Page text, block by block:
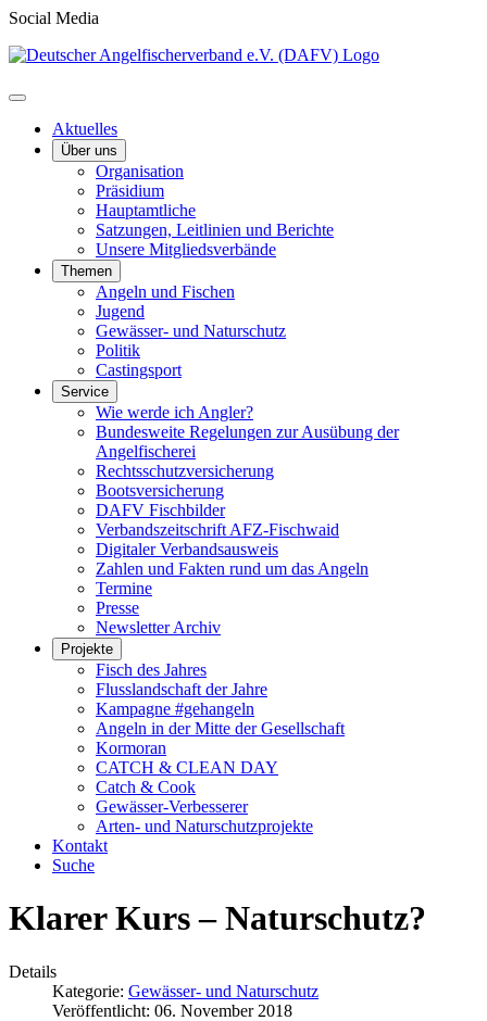
Social Media
Aktuelles
Über uns
Organisation
Präsidium
Hauptamtliche
Satzungen, Leitlinien und Berichte
Unsere Mitgliedsverbände
Themen
Angeln und Fischen
Jugend
Gewässer- und Naturschutz
Politik
Castingsport
Service
Wie werde ich Angler?
Bundesweite Regelungen zur Ausübung der
Angelfischerei
Rechtsschutzversicherung
Bootsversicherung
DAFV Fischbilder
Verbandszeitschrift AFZ-Fischwaid
Digitaler Verbandsausweis
Zahlen und Fakten rund um das Angeln
Termine
Presse
Newsletter Archiv
Projekte
Fisch des Jahres
Flusslandschaft der Jahre
Kampagne #gehangeln
Angeln in der Mitte der Gesellschaft
Kormoran
CATCH & CLEAN DAY
Catch & Cook
Gewässer-Verbesserer
Arten- und Naturschutzprojekte
Kontakt
Suche
Klarer Kurs – Naturschutz?
Details
Kategorie: Gewässer- und Naturschutz
Veröffentlicht: 06. November 2018